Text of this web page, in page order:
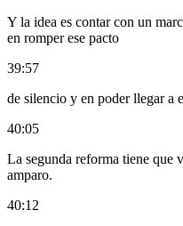
Y la idea es contar con un
en romper ese pacto
39:57
de silencio y en poder llegar a
40:05
La segunda reforma tiene que
amparo.
40:12